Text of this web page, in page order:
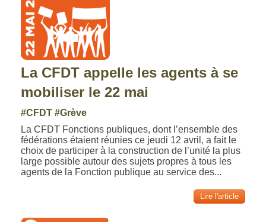
La CFDT appelle les agents à se
mobiliser le 22 mai
#CFDT #Grève
La CFDT Fonctions publiques, dont l’ensemble des
fédérations étaient réunies ce jeudi 12 avril, a fait le
choix de participer à la construction de l’unité la plus
large possible autour des sujets propres à tous les
agents de la Fonction publique au service des...
Lire l'article